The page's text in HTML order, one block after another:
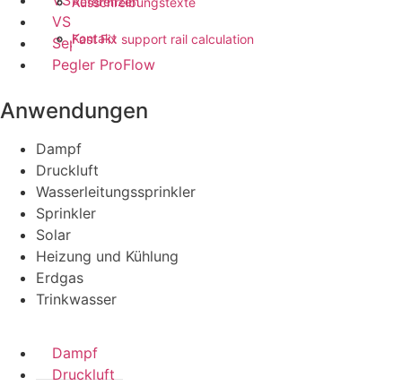
Fast Fix support rail calculation
Kontakt
VSH FastFix
Seppelfricke
Pegler ProFlow
Anwendungen
Dampf
Druckluft
Wasserleitungssprinkler
Sprinkler
Solar
Heizung und Kühlung
Erdgas
Trinkwasser
Dampf
Druckluft